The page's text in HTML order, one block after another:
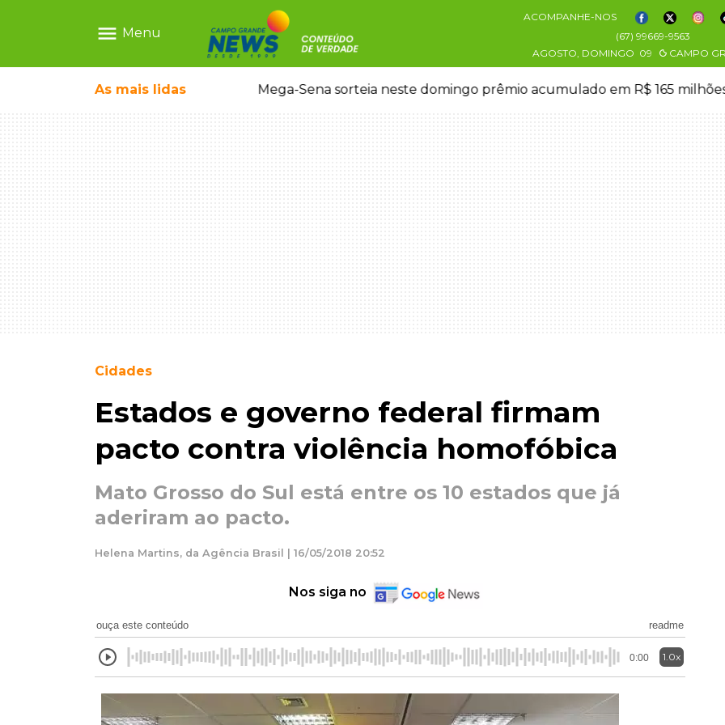
menu Menu
ACOMPANHE-NOS
(67) 99669-9563
AGOSTO, DOMINGO 09 CAMPO
As mais lidas
antes de bebê desaparecer Mega-Sena sorteia neste domingo prêmio acumulado em R$ 165
Cidades
Estados e governo federal firmam
pacto contra violência homofóbica
Mato Grosso do Sul está entre os 10 estados que já
aderiram ao pacto.
Helena Martins, da Agência Brasil | 16/05/2018 20:52
Nos siga no
ouça este conteúdo readme
0:00 1.0x